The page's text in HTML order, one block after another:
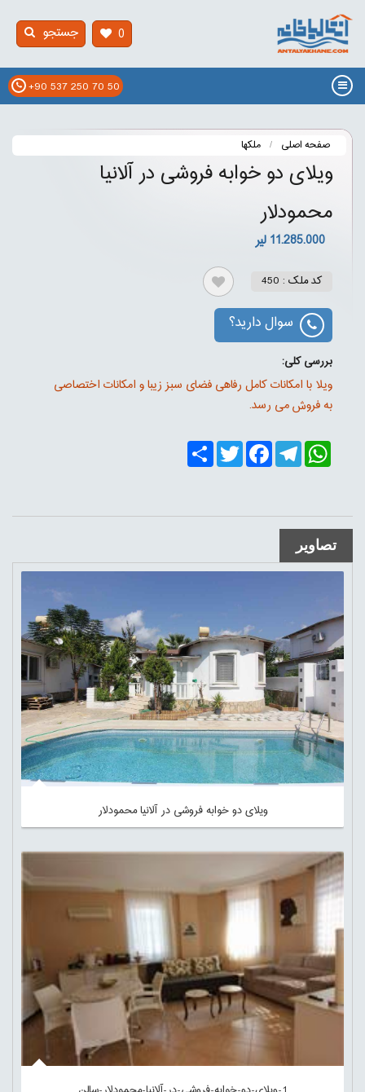
0
+90 537 250 70 50
جستجو
صفحه اصلی ملکها
ویلای دو خوابه فروشی در آلانیا
محمودلار
11.285.000 لیر
کد ملک : 450
سوال دارید؟
بررسی کلی:
ویلا با امکانات کامل رفاهی فضای سبز زیبا و امکانات اختصاصی
به فروش می رسد.
ShareTwitter
FacebookTelegramWhatsApp
تصاویر
ویلای دو خوابه فروشی در آلانیا محمودلار